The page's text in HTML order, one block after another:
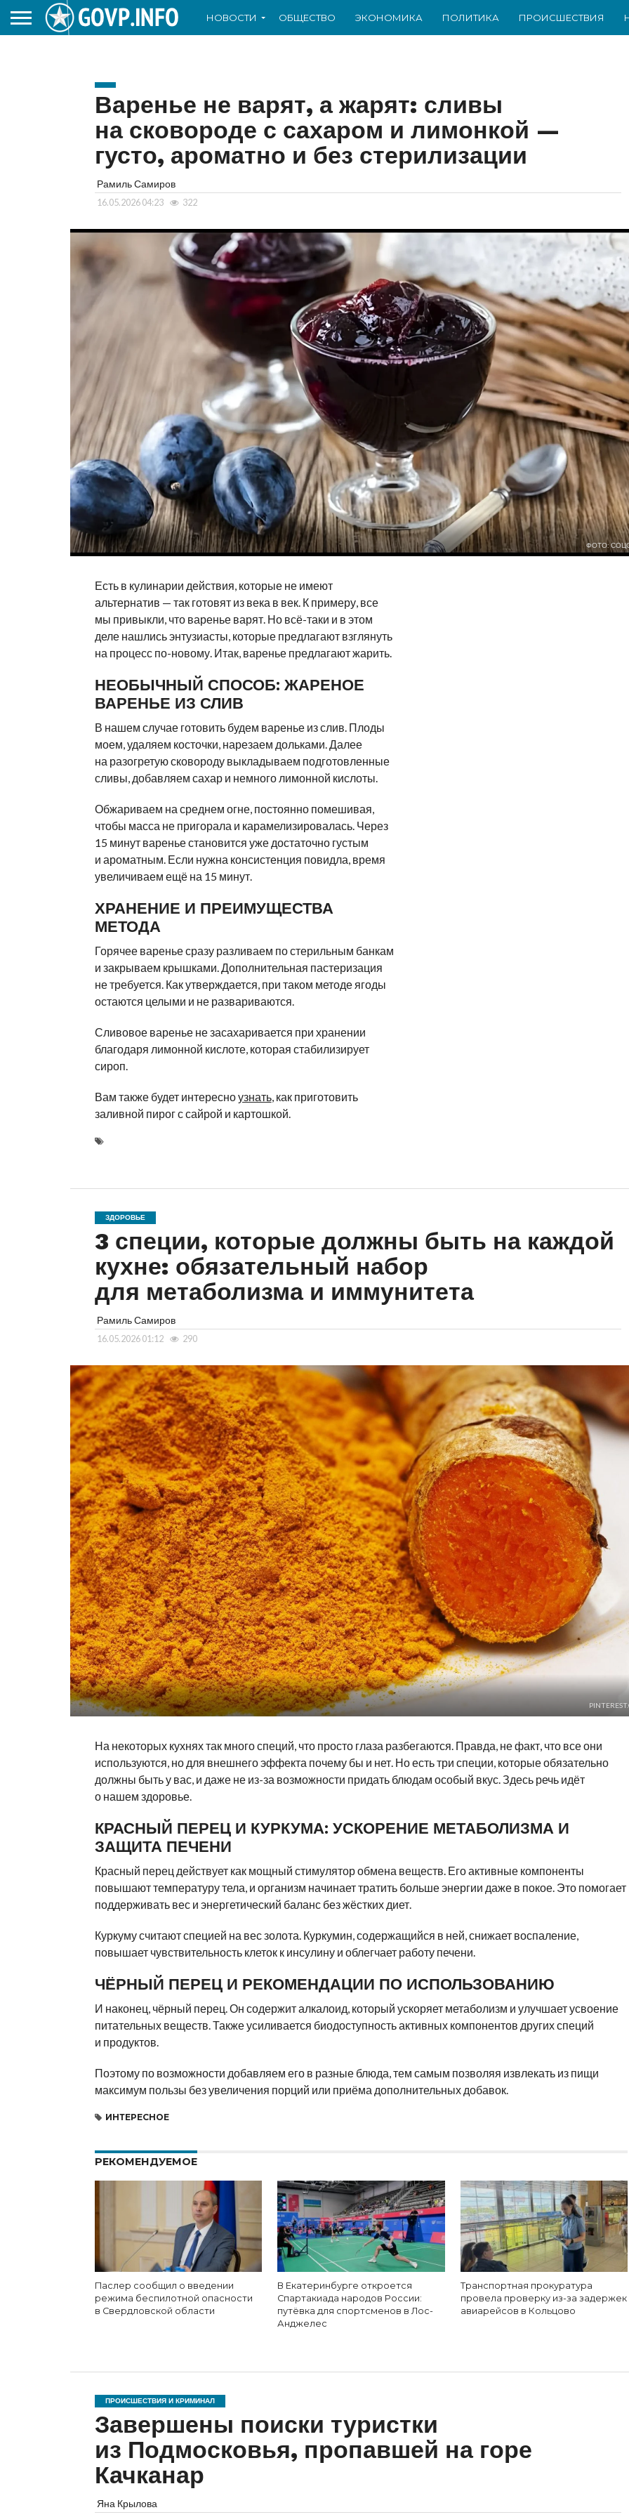
НОВОСТИ ОБЩЕСТВО ЭКОНОМИКА ПОЛИТИКА ПРОИСШЕСТВИЯ
Варенье не варят, а жарят: сливы
на сковороде с сахаром и лимонкой —
густо, ароматно и без стерилизации
Рамиль Самиров
16.05.2026 04:23 322
ФОТО:
Есть в кулинарии действия, которые не имеют
альтернатив — так готовят из века в век. К примеру, все
мы привыкли, что варенье варят. Но всё-таки и в этом
деле нашлись энтузиасты, которые предлагают взглянуть
на процесс по-новому. Итак, варенье предлагают жарить.
НЕОБЫЧНЫЙ СПОСОБ: ЖАРЕНОЕ
ВАРЕНЬЕ ИЗ СЛИВ
В нашем случае готовить будем варенье из слив. Плоды
моем, удаляем косточки, нарезаем дольками. Далее
на разогретую сковороду выкладываем подготовленные
сливы, добавляем сахар и немного лимонной кислоты.
Обжариваем на среднем огне, постоянно помешивая,
чтобы масса не пригорала и карамелизировалась. Через
15 минут варенье становится уже достаточно густым
и ароматным. Если нужна консистенция повидла, время
увеличиваем ещё на 15 минут.
ХРАНЕНИЕ И ПРЕИМУЩЕСТВА
МЕТОДА
Горячее варенье сразу разливаем по стерильным банкам
и закрываем крышками. Дополнительная пастеризация
не требуется. Как утверждается, при таком методе ягоды
остаются целыми и не развариваются.
Сливовое варенье не засахаривается при хранении
благодаря лимонной кислоте, которая стабилизирует
сироп.
Вам также будет интересноузнать, как приготовить
заливной пирог с сайрой и картошкой.
ЗДОРОВЬЕ
3 специи, которые должны быть на каждой
кухне: обязательный набор
для метаболизма и иммунитета
Рамиль Самиров
16.05.2026 01:12 290
На некоторых кухнях так много специй, что просто глаза разбегаются. Правда, не факт, что все они
используются, но для внешнего эффекта почему бы и нет. Но есть три специи, которые обязательно
должны быть у вас, и даже не из-за возможности придать блюдам особый вкус. Здесь речь идёт
о нашем здоровье.
КРАСНЫЙ ПЕРЕЦ И КУРКУМА: УСКОРЕНИЕ МЕТАБОЛИЗМА И
ЗАЩИТА ПЕЧЕНИ
Красный перец действует как мощный стимулятор обмена веществ. Его активные компоненты
повышают температуру тела, и организм начинает тратить больше энергии даже в покое. Это помогает
поддерживать вес и энергетический баланс без жёстких диет.
Куркуму считают специей на вес золота. Куркумин, содержащийся в ней, снижает воспаление,
повышает чувствительность клеток к инсулину и облегчает работу печени.
ЧЁРНЫЙ ПЕРЕЦ И РЕКОМЕНДАЦИИ ПО ИСПОЛЬЗОВАНИЮ
И наконец, чёрный перец. Он содержит алкалоид, который ускоряет метаболизм и улучшает усвоение
питательных веществ. Также усиливается биодоступность активных компонентов других специй
и продуктов.
Поэтому по возможности добавляем его в разные блюда, тем самым позволяя извлекать из пищи
максимум пользы без увеличения порций или приёма дополнительных добавок.
ИНТЕРЕСНОЕ
РЕКОМЕНДУЕМОЕ
Паслер сообщил о введении
режима беспилотной опасности
в Свердловской области
В Екатеринбурге откроется
Спартакиада народов России:
путёвка для спортсменов в Лос-
Анджелес
Транспортная прокуратура
провела проверку из-за задержек
авиарейсов в Кольцово
ПРОИСШЕСТВИЯ И КРИМИНАЛ
Завершены поиски туристки
из Подмосковья, пропавшей на горе
Качканар
Яна Крылова